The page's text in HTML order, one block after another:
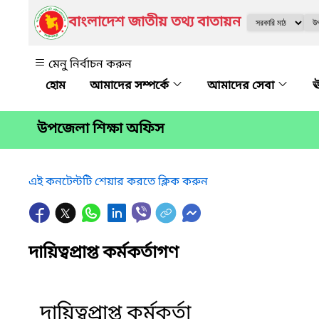
বাংলাদেশ জাতীয় তথ্য বাতায়ন
মেনু নির্বাচন করুন
আমাদের সম্পর্কে
আমাদের সেবা
উপজেলা শিক্ষা অফিস
এই কনটেন্টটি শেয়ার করতে ক্লিক করুন
দায়িত্বপ্রাপ্ত কর্মকর্তাগণ
দায়িত্বপ্রাপ্ত কর্মকর্তা